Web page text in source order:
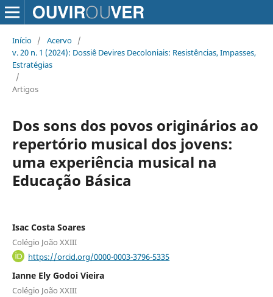
Início / Acervo /
v. 20 n. 1 (2024): Dossiê Devires Decoloniais: Resistências, Impasses,
Estratégias
/
Artigos
Dos sons dos povos originários ao
repertório musical dos jovens:
uma experiência musical na
Educação Básica
Isac Costa Soares
Colégio João XXIII
https://orcid.org/0000-0003-3796-5335
Ianne Ely Godoi Vieira
Colégio João XXIII